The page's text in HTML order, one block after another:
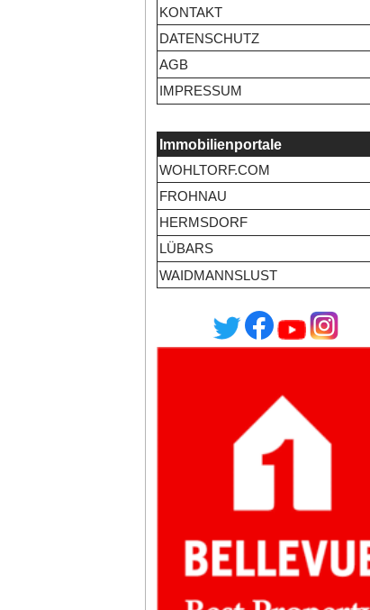
KONTAKT
DATENSCHUTZ
AGB
IMPRESSUM
Immobilienportale
WOHLTORF.COM
FROHNAU
HERMSDORF
LÜBARS
WAIDMANNSLUST